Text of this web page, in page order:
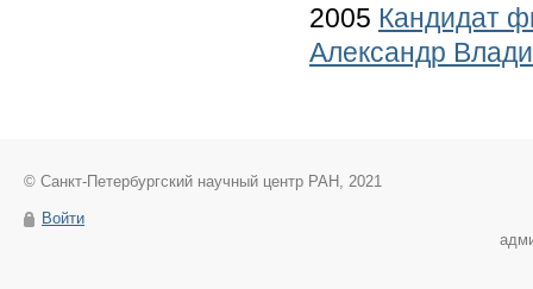
2005 Кандидат
Александр
© Санкт-Петербургский научный центр РАН, 2021
Войти